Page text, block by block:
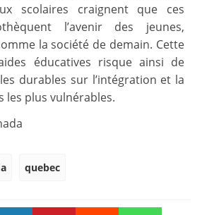
scolaires craignent que ces
l’avenir des jeunes,
la société de demain. Cette
éducatives risque ainsi de
durables sur l’intégration et la
les plus vulnérables.
quebec